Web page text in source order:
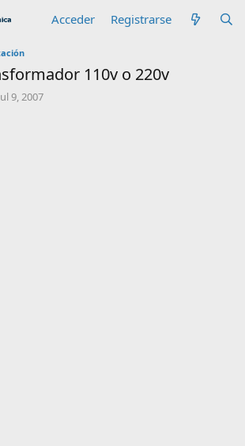
Acceder Registrarse
110v o 220v
9, 2007